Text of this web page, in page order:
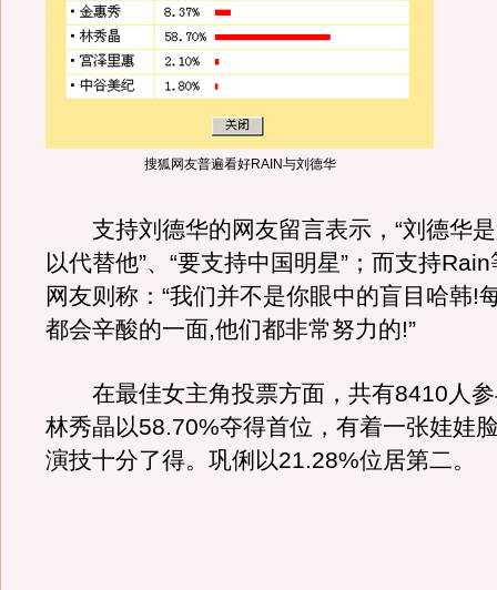
搜狐网友普遍看好RAIN与刘德华
支持刘德华的网友留言表示，“刘德华是
以代替他”、“要支持中国明星”；而支持
网友则称：“我们并不是你眼中的盲目哈韩!
都会辛酸的一面,他们都非常努力的!”
在最佳女主角投票方面，共有8410人参
林秀晶以58.70%夺得首位，有着一张娃娃
演技十分了得。巩俐以21.28%位居第二。